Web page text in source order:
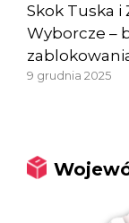
Skok Tuska
Wyborcze –
9 grudnia 2025